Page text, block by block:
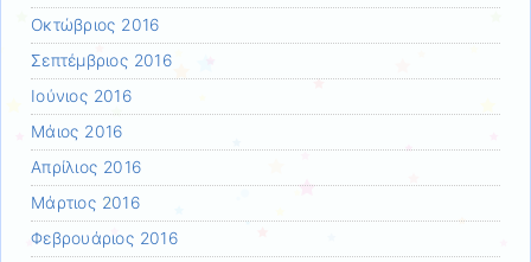
Οκτώβριος 2016
Σεπτέμβριος 2016
Ιούνιος 2016
Μάιος 2016
Απρίλιος 2016
Μάρτιος 2016
Φεβρουάριος 2016